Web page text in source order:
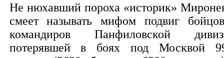
Не нюхавший пороха «историк»
смеет называть мифом подвиг
командиров Панфиловской
потерявшей в боях под Москвой